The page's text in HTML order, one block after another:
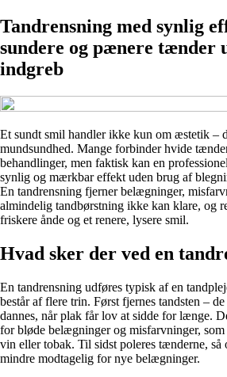
Tandrensning med synlig
sundere og pænere tænder
indgreb
Et sundt smil handler ikke kun om æstetik –
mundsundhed. Mange forbinder hvide
behandlinger, men faktisk kan en
synlig og mærkbar effekt uden brug af
En tandrensning fjerner belægninger,
almindelig tandbørstning ikke kan klare, og
friskere ånde og et renere, lysere smil.
Hvad sker der ved en
En tandrensning udføres typisk af en
består af flere trin. Først fjernes tandsten –
dannes, når plak får lov at sidde for længe.
for bløde belægninger og misfarvninger,
vin eller tobak. Til sidst poleres tænderne,
mindre modtagelig for nye belægninger.